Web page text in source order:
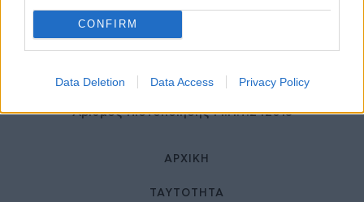
CONFIRM
Data Deletion Data Access Privacy Policy
© HealthStories - All rights reserved.
Αριθμός Πιστοποίησης Μ.Η.Τ.242013
ΑΡΧΙΚΉ
ΤΑΥΤΌΤΗΤΑ